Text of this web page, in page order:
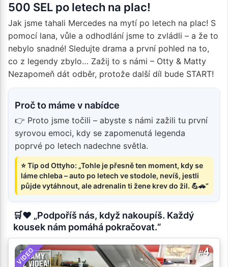
500 SEL po letech na plac!
Jak jsme tahali Mercedes na mytí po letech na plac! S
pomocí lana, vůle a odhodlání jsme to zvládli – a že to
nebylo snadné! Sledujte drama a první pohled na to,
co z legendy zbylo… Zažij to s námi – Otty & Matty
Nezapomeň dát odběr, protože další díl bude START!
Proč to máme v nabídce
👉 Proto jsme točili – abyste s námi zažili tu první
syrovou emoci, kdy se zapomenutá legenda
poprvé po letech nadechne světla.
⭐ Tip od Ottyho: „Tohle je přesně ten moment, kdy se
láme chleba – auto po letech ve stodole, nevíš, jestli
půjde vytáhnout, ale adrenalin ti žene krev do žil. 💪🚗“
🛒❤️ „Podpoříš nás, když nakoupíš. Každý
kousek nám pomáhá pokračovat.“
VIDEO